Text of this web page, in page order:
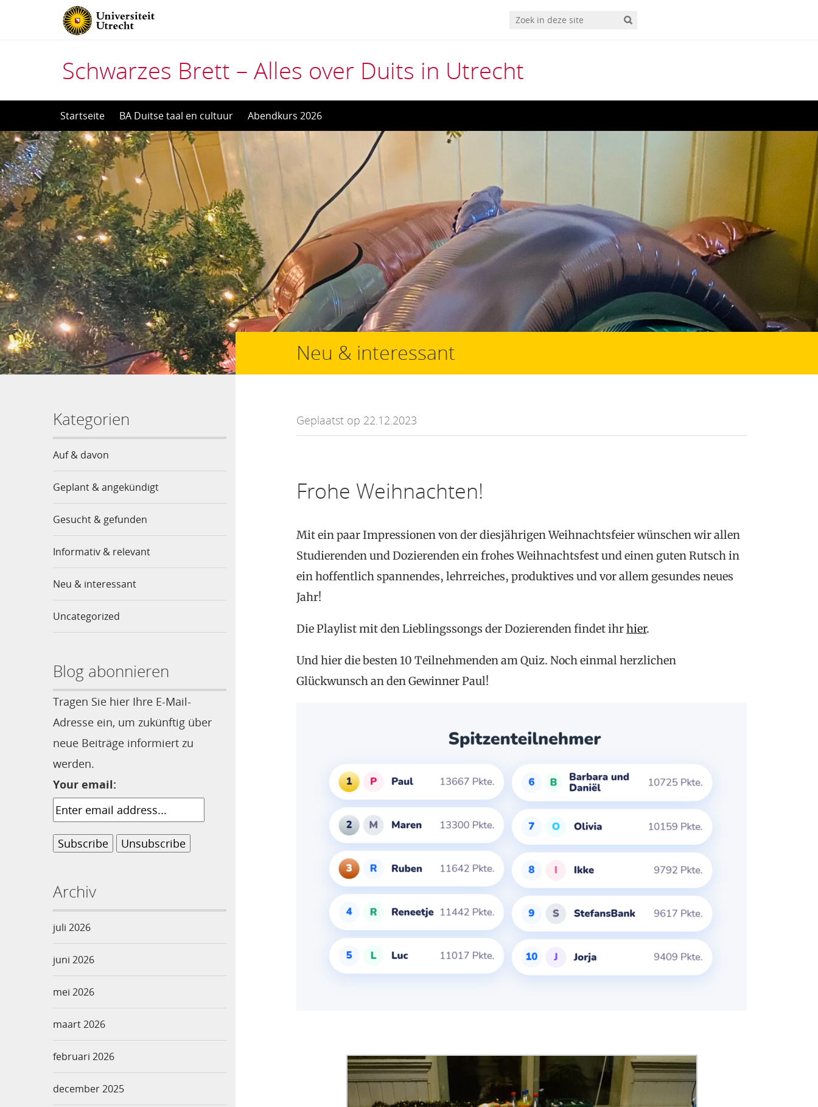
Schwarzes Brett – Alles over Duits in Utrecht
naar
het
inhoud
Startseite BA Duitse taal en cultuur Abendkurs 2026
Kategorien
Auf & davon
Geplant & angekündigt
Gesucht & gefunden
Informativ & relevant
Neu & interessant
Uncategorized
Blog abonnieren
Tragen Sie hier Ihre E-Mail-
Adresse ein, um zukünftig über
neue Beiträge informiert zu
werden.
Your email:
Archiv
juli 2026
juni 2026
mei 2026
maart 2026
februari 2026
december 2025
Neu & interessant
Geplaatst op 22.12.2023
Frohe Weihnachten!
Mit ein paar Impressionen von der diesjährigen Weihnachtsfeier wünschen wir allen
Studierenden und Dozierenden ein frohes Weihnachtsfest und einen guten Rutsch in
ein hoffentlich spannendes, lehrreiches, produktives und vor allem gesundes neues
Jahr!
Die Playlist mit den Lieblingssongs der Dozierenden findet ihrhier.
Und hier die besten 10 Teilnehmenden am Quiz. Noch einmal herzlichen
Glückwunsch an den Gewinner Paul!